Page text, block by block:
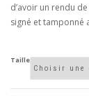
d’avoir un rendu
signé et tamponné
Taille